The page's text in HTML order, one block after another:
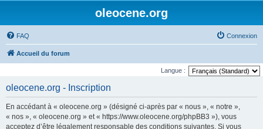
oleocene.org
FAQ Connexion
Accueil du forum
Langue :
oleocene.org - Inscription
En accédant à « oleocene.org » (désigné ci-après par « nous », « notre »,
« nos », « oleocene.org » et « https://www.oleocene.org/phpBB3 »), vous
acceptez d’être légalement responsable des conditions suivantes. Si vous